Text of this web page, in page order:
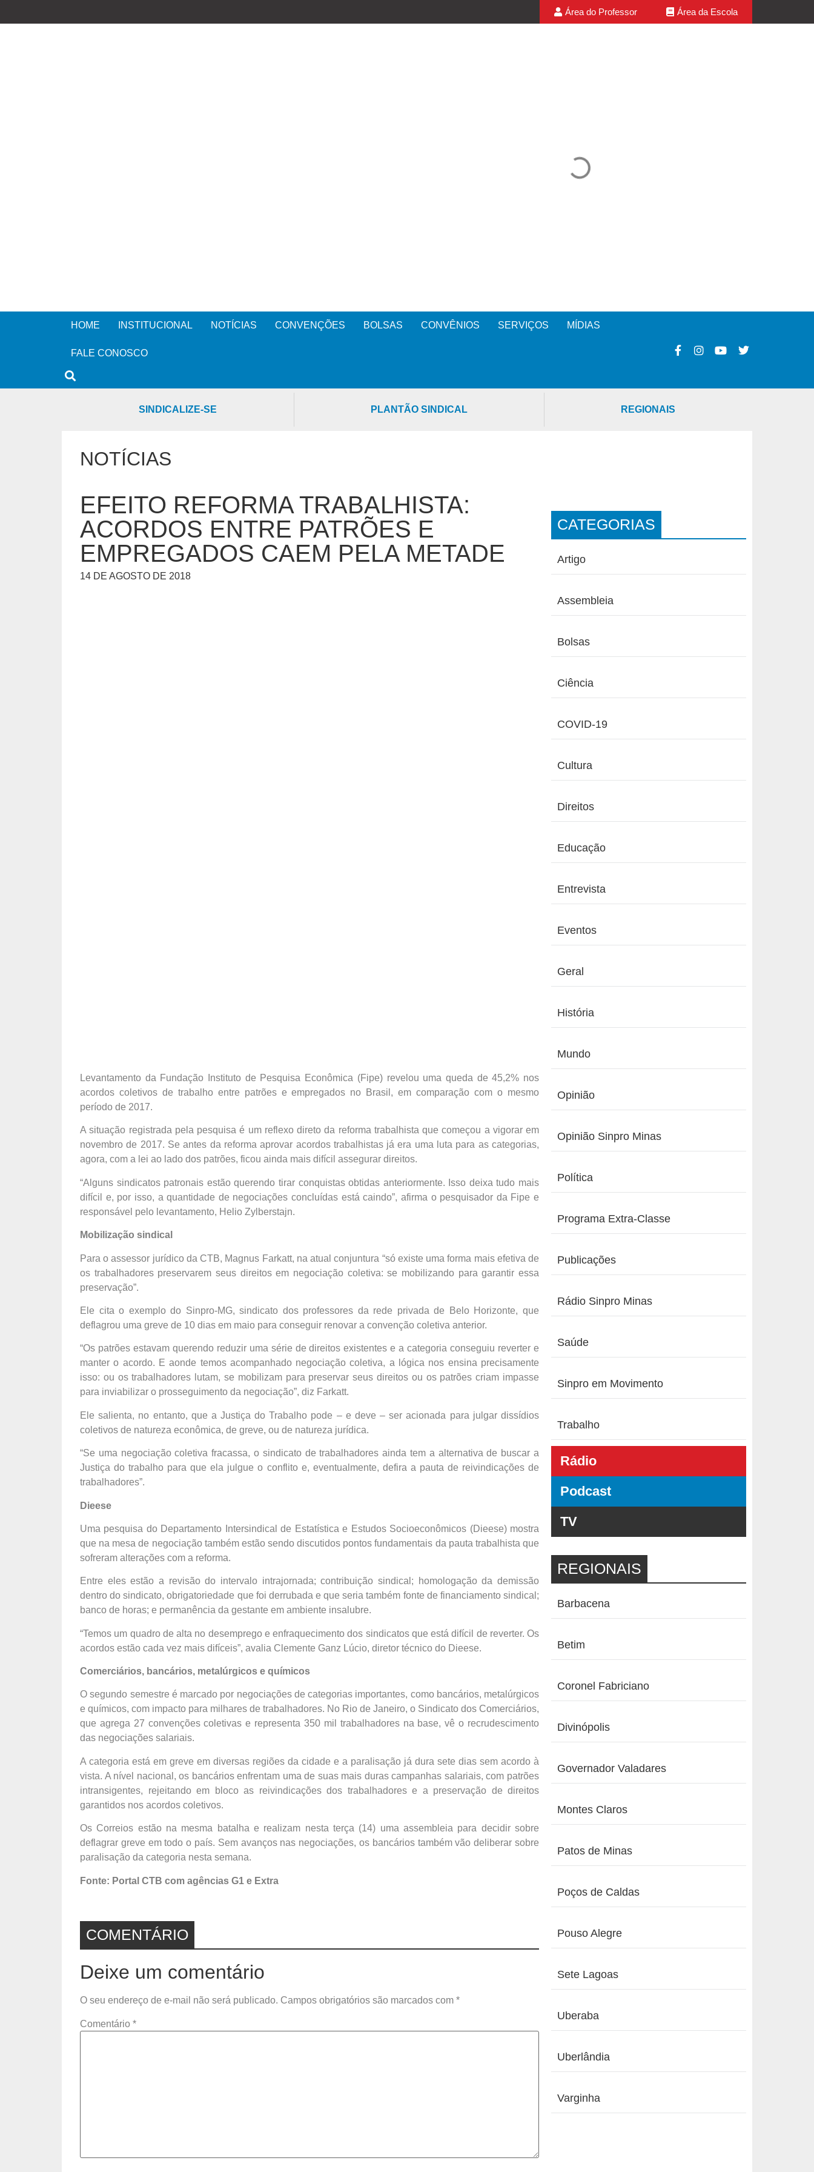
Área do Professor Área da Escola
HOME INSTITUCIONAL NOTÍCIAS CONVENÇÕES BOLSAS CONVÊNIOS SERVIÇOS MÍDIAS
FALE CONOSCO
SINDICALIZE-SE PLANTÃO SINDICAL REGIONAIS
NOTÍCIAS
EFEITO REFORMA TRABALHISTA:
ACORDOS ENTRE PATRÕES E
EMPREGADOS CAEM PELA METADE
14 DE AGOSTO DE 2018
Levantamento da Fundação Instituto de Pesquisa Econômica (Fipe) revelou uma queda de 45,2% nos
acordos coletivos de trabalho entre patrões e empregados no Brasil, em comparação com o mesmo
período de 2017.
A situação registrada pela pesquisa é um reflexo direto da reforma trabalhista que começou a vigorar em
novembro de 2017. Se antes da reforma aprovar acordos trabalhistas já era uma luta para as categorias,
agora, com a lei ao lado dos patrões, ficou ainda mais difícil assegurar direitos.
“Alguns sindicatos patronais estão querendo tirar conquistas obtidas anteriormente. Isso deixa tudo mais
difícil e, por isso, a quantidade de negociações concluídas está caindo”, afirma o pesquisador da Fipe e
responsável pelo levantamento, Helio Zylberstajn.
Mobilização sindical
Para o assessor jurídico da CTB, Magnus Farkatt, na atual conjuntura “só existe uma forma mais efetiva de
os trabalhadores preservarem seus direitos em negociação coletiva: se mobilizando para garantir essa
preservação”.
Ele cita o exemplo do Sinpro-MG, sindicato dos professores da rede privada de Belo Horizonte, que
deflagrou uma greve de 10 dias em maio para conseguir renovar a convenção coletiva anterior.
“Os patrões estavam querendo reduzir uma série de direitos existentes e a categoria conseguiu reverter e
manter o acordo. E aonde temos acompanhado negociação coletiva, a lógica nos ensina precisamente
isso: ou os trabalhadores lutam, se mobilizam para preservar seus direitos ou os patrões criam impasse
para inviabilizar o prosseguimento da negociação”, diz Farkatt.
Ele salienta, no entanto, que a Justiça do Trabalho pode – e deve – ser acionada para julgar dissídios
coletivos de natureza econômica, de greve, ou de natureza jurídica.
“Se uma negociação coletiva fracassa, o sindicato de trabalhadores ainda tem a alternativa de buscar a
Justiça do trabalho para que ela julgue o conflito e, eventualmente, defira a pauta de reivindicações de
trabalhadores”.
Dieese
Uma pesquisa do Departamento Intersindical de Estatística e Estudos Socioeconômicos (Dieese) mostra
que na mesa de negociação também estão sendo discutidos pontos fundamentais da pauta trabalhista que
sofreram alterações com a reforma.
Entre eles estão a revisão do intervalo intrajornada; contribuição sindical; homologação da demissão
dentro do sindicato, obrigatoriedade que foi derrubada e que seria também fonte de financiamento sindical;
banco de horas; e permanência da gestante em ambiente insalubre.
“Temos um quadro de alta no desemprego e enfraquecimento dos sindicatos que está difícil de reverter. Os
acordos estão cada vez mais difíceis”, avalia Clemente Ganz Lúcio, diretor técnico do Dieese.
Comerciários, bancários, metalúrgicos e químicos
O segundo semestre é marcado por negociações de categorias importantes, como bancários, metalúrgicos
e químicos, com impacto para milhares de trabalhadores. No Rio de Janeiro, o Sindicato dos Comerciários,
que agrega 27 convenções coletivas e representa 350 mil trabalhadores na base, vê o recrudescimento
das negociações salariais.
A categoria está em greve em diversas regiões da cidade e a paralisação já dura sete dias sem acordo à
vista. A nível nacional, os bancários enfrentam uma de suas mais duras campanhas salariais, com patrões
intransigentes, rejeitando em bloco as reivindicações dos trabalhadores e a preservação de direitos
garantidos nos acordos coletivos.
Os Correios estão na mesma batalha e realizam nesta terça (14) uma assembleia para decidir sobre
deflagrar greve em todo o país. Sem avanços nas negociações, os bancários também vão deliberar sobre
paralisação da categoria nesta semana.
Fonte: Portal CTB com agências G1 e Extra
COMENTÁRIO
Deixe um comentário
O seu endereço de e-mail não será publicado. Campos obrigatórios são marcados com *
Comentário *
CATEGORIAS
Artigo
Assembleia
Bolsas
Ciência
COVID-19
Cultura
Direitos
Educação
Entrevista
Eventos
Geral
História
Mundo
Opinião
Opinião Sinpro Minas
Política
Programa Extra-Classe
Publicações
Rádio Sinpro Minas
Saúde
Sinpro em Movimento
Trabalho
Rádio
Podcast
TV
REGIONAIS
Barbacena
Betim
Coronel Fabriciano
Divinópolis
Governador Valadares
Montes Claros
Patos de Minas
Poços de Caldas
Pouso Alegre
Sete Lagoas
Uberaba
Uberlândia
Varginha